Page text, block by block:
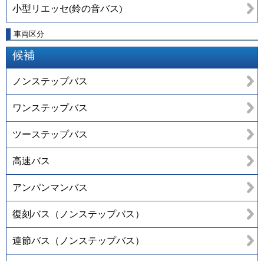
小型リエッセ(鈴の音バス)
車両区分
候補
ノンステップバス
ワンステップバス
ツーステップバス
高速バス
アンパンマンバス
復刻バス（ノンステップバス）
連節バス（ノンステップバス）